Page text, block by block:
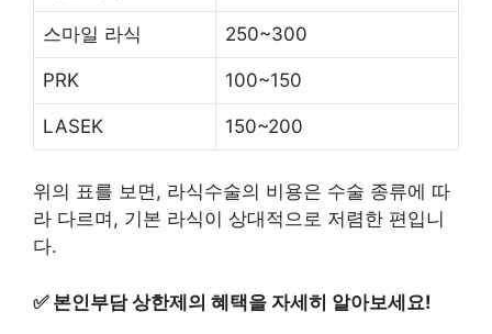
스마일 라식 250~300
PRK 100~150
LASEK 150~200
위의 표를 보면, 라식수술의 비용은 수술 종류에 따
라 다르며, 기본 라식이 상대적으로 저렴한 편입니
다.
✅ 본인부담 상한제의 혜택을 자세히 알아보세요!